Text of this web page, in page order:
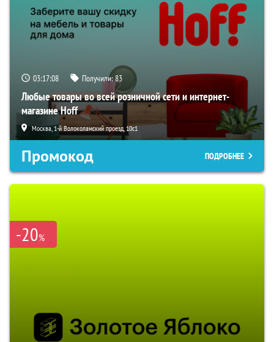
03:17:07 Получили:83
Любые товары во всей розничной сети и интернет-
магазине Hoff
Москва, 1-й Волоколамский проезд, 10с1
Промокод ПОДРОБНЕЕ
-20%